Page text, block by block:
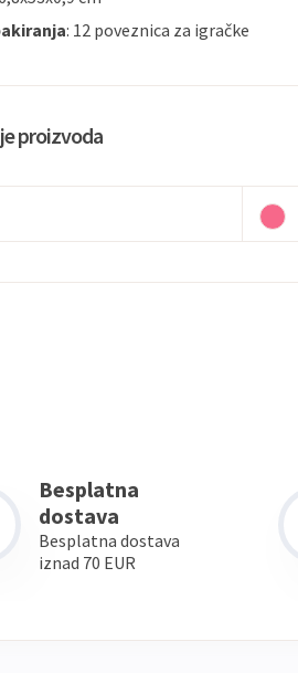
: 12 poveznica za igračke
proizvoda
Besplatna
dostava
Besplatna dostava
iznad 70 EUR